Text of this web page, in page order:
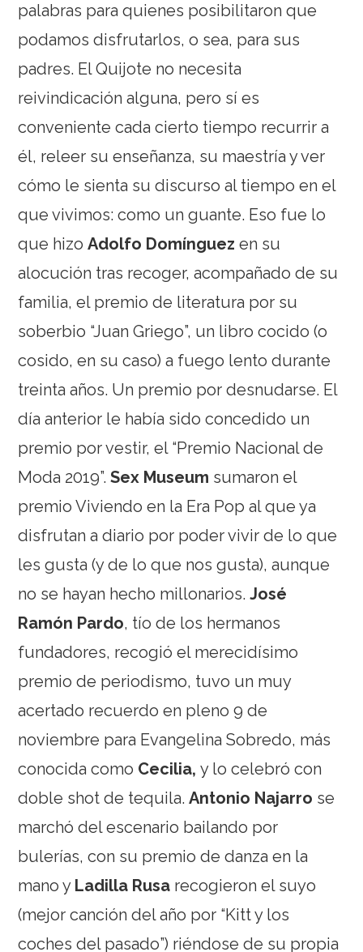
palabras para quienes posibilitaron que
podamos disfrutarlos, o sea, para sus
padres. El Quijote no necesita
reivindicación alguna, pero sí es
conveniente cada cierto tiempo recurrir a
él, releer su enseñanza, su maestría y ver
cómo le sienta su discurso al tiempo en el
que vivimos: como un guante. Eso fue lo
que hizoAdolfo Domínguez en su
alocución tras recoger, acompañado de su
familia, el premio de literatura por su
soberbio “Juan Griego”, un libro cocido (o
cosido, en su caso) a fuego lento durante
treinta años. Un premio por desnudarse. El
día anterior le había sido concedido un
premio por vestir, el “Premio Nacional de
Moda 2019”.Sex Museum sumaron el
premio Viviendo en la Era Pop al que ya
disfrutan a diario por poder vivir de lo que
les gusta (y de lo que nos gusta), aunque
no se hayan hecho millonarios.José
Ramón Pardo, tío de los hermanos
fundadores, recogió el merecidísimo
premio de periodismo, tuvo un muy
acertado recuerdo en pleno 9 de
noviembre para Evangelina Sobredo, más
conocida como Cecilia,y lo celebró con
doble shot de tequila.Antonio Najarro se
marchó del escenario bailando por
bulerías, con su premio de danza en la
mano y Ladilla Rusa recogieron el suyo
(mejor canción del año por “Kitt y los
coches del pasado”) riéndose de su propia